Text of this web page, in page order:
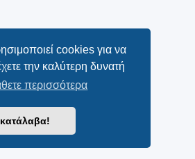
cookies για να
την καλύτερη δυνατή
περισσότερα